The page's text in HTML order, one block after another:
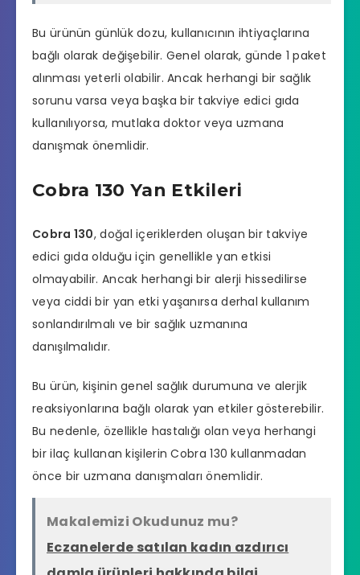
Bu ürünün günlük dozu, kullanıcının ihtiyaçlarına
bağlı olarak değişebilir. Genel olarak, günde 1 paket
alınması yeterli olabilir. Ancak herhangi bir sağlık
sorunu varsa veya başka bir takviye edici gıda
kullanılıyorsa, mutlaka doktor veya uzmana
danışmak önemlidir.
Cobra 130 Yan Etkileri
Cobra 130, doğal içeriklerden oluşan bir takviye
edici gıda olduğu için genellikle yan etkisi
olmayabilir. Ancak herhangi bir alerji hissedilirse
veya ciddi bir yan etki yaşanırsa derhal kullanım
sonlandırılmalı ve bir sağlık uzmanına
danışılmalıdır.
Bu ürün, kişinin genel sağlık durumuna ve alerjik
reaksiyonlarına bağlı olarak yan etkiler gösterebilir.
Bu nedenle, özellikle hastalığı olan veya herhangi
bir ilaç kullanan kişilerin Cobra 130 kullanmadan
önce bir uzmana danışmaları önemlidir.
Makalemizi Okudunuz mu?
Eczanelerde satılan kadın azdırıcı